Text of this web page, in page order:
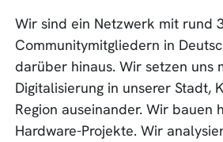
Wir sind ein Netzwerk mit rund
Communitymitgliedern in
darüber hinaus. Wir setzen uns
Digitalisierung in unserer Stadt,
Region auseinander. Wir bauen
Hardware-Projekte. Wir